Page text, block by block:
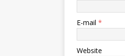
E-mail *
Website